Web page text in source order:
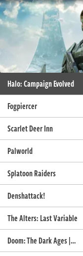
Halo: Campaign Evolved
Fogpiercer
Scarlet Deer Inn
Palworld
Splatoon Raiders
Denshattack!
The Alters: Last Variable
Doom: The Dark Ages |…